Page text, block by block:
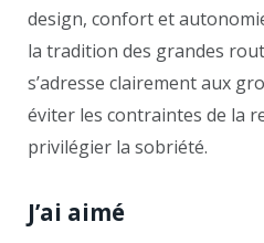
design, confort et
la tradition des grandes
s’adresse clairement aux
éviter les contraintes de la
privilégier la sobriété.
J’ai aimé